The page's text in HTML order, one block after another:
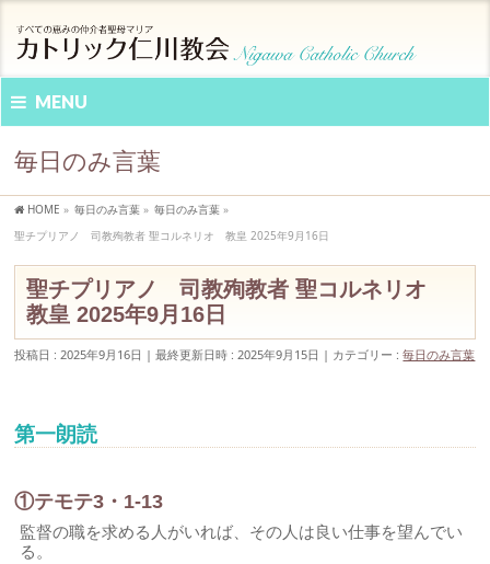
MENU
毎日のみ言葉
HOME » 毎日のみ言葉 » 毎日のみ言葉 »
聖チプリアノ 司教殉教者 聖コルネリオ 教皇 2025年9月16日
聖チプリアノ 司教殉教者 聖コルネリオ
教皇 2025年9月16日
投稿日 : 2025年9月16日 最終更新日時 : 2025年9月15日 カテゴリー :毎日のみ言葉
第一朗読
①テモテ3・1-13
監督の職を求める人がいれば、その人は良い仕事を望んでい
る。